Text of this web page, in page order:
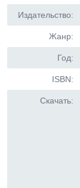
Издательство:
Жанр:
Год:
ISBN:
Скачать: